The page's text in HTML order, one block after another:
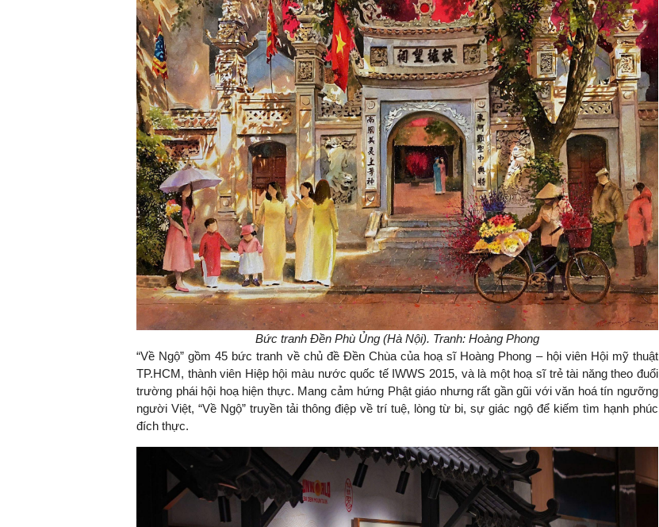
Bức tranh Đền Phù Ủng (Hà Nội). Tranh: Hoàng Phong
“Về Ngộ” gồm 45 bức tranh về chủ đề Đền Chùa của hoạ sĩ Hoàng Phong – hội viên Hội mỹ thuật
TP.HCM, thành viên Hiệp hội màu nước quốc tế IWWS 2015, và là một hoạ sĩ trẻ tài năng theo đuổi
trường phái hội hoạ hiện thực. Mang cảm hứng Phật giáo nhưng rất gần gũi với văn hoá tín ngưỡng
người Việt, “Về Ngộ” truyền tải thông điệp về trí tuệ, lòng từ bi, sự giác ngộ để kiếm tìm hạnh phúc
đích thực.